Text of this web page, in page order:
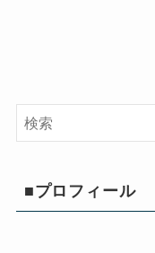
■プロフィール